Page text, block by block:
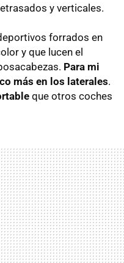
y verticales.
forrados en
y que lucen el
Para mi
más en los laterales.
que otros coches